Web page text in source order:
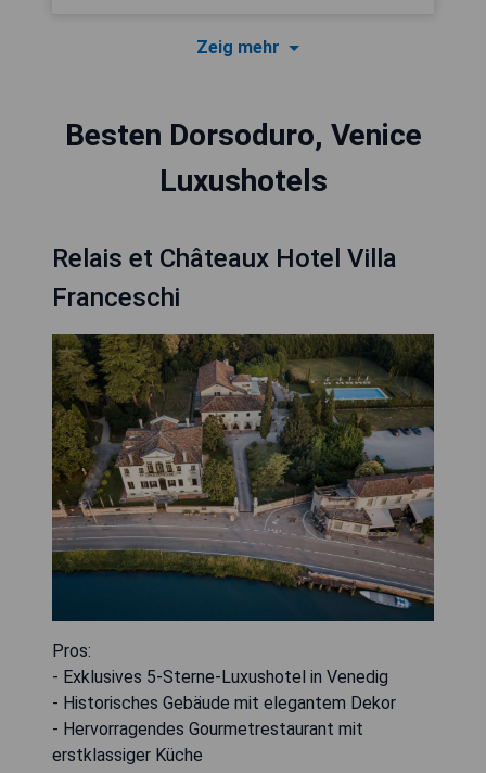
Zeig mehr
Besten Dorsoduro, Venice
Luxushotels
Relais et Châteaux Hotel Villa
Franceschi
Pros:
- Exklusives 5-Sterne-Luxushotel in Venedig
- Historisches Gebäude mit elegantem Dekor
- Hervorragendes Gourmetrestaurant mit
erstklassiger Küche